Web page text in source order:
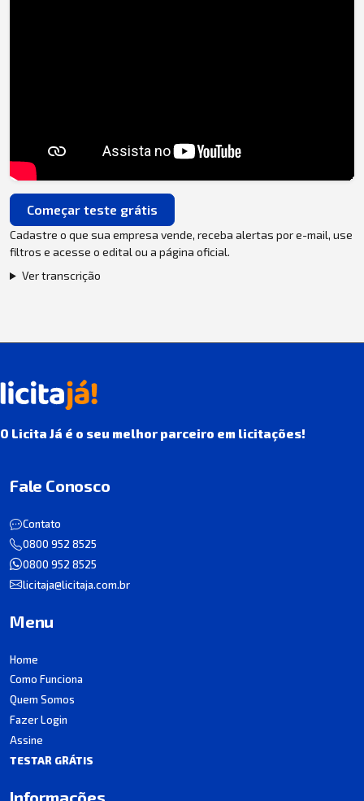
Começar teste grátis
Cadastre o que sua empresa vende, receba alertas por e-mail, use
filtros e acesse o edital ou a página oficial.
Ver transcrição
O Licita Já é o seu melhor parceiro em licitações!
Fale Conosco
Contato
0800 952 8525
0800 952 8525
licitaja@licitaja.com.br
Menu
Home
Como Funciona
Quem Somos
Fazer Login
Assine
TESTAR GRÁTIS
Informações